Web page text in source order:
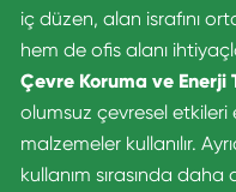
iç düzen, alan israfını
hem de ofis alanı
Çevre Koruma ve Enerji
olumsuz çevresel
malzemeler kullanılır.
kullanım sırasında